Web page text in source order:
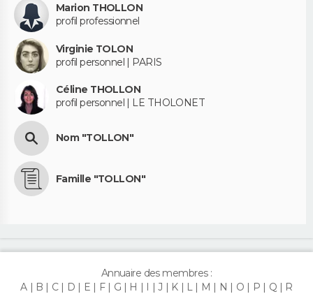
Marion THOLLON
profil professionnel
Virginie TOLON
profil personnel | PARIS
Céline THOLLON
profil personnel | LE THOLONET
Nom "TOLLON"
Famille "TOLLON"
Annuaire des membres :
A
B C D E F G H I J K L M N O P Q R